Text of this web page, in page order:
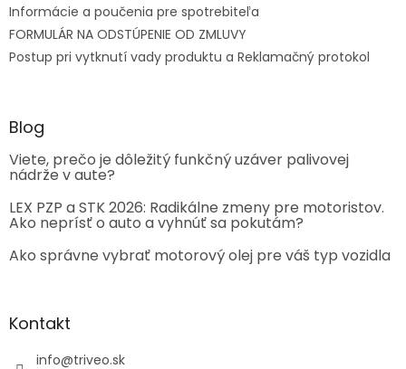
Informácie a poučenia pre spotrebiteľa
FORMULÁR NA ODSTÚPENIE OD ZMLUVY
Postup pri vytknutí vady produktu a Reklamačný protokol
Blog
Viete, prečo je dôležitý funkčný uzáver palivovej
nádrže v aute?
LEX PZP a STK 2026: Radikálne zmeny pre motoristov.
Ako neprísť o auto a vyhnúť sa pokutám?
Ako správne vybrať motorový olej pre váš typ vozidla
Kontakt
info@triveo.sk